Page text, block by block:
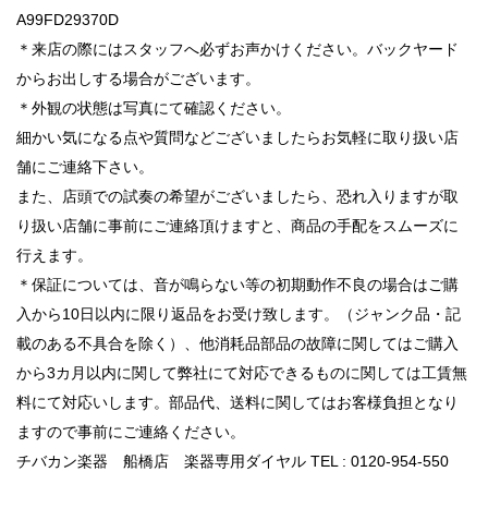
A99FD29370D
＊来店の際にはスタッフへ必ずお声かけください。バックヤード
からお出しする場合がございます。
＊外観の状態は写真にて確認ください。
細かい気になる点や質問などございましたらお気軽に取り扱い店
舗にご連絡下さい。
また、店頭での試奏の希望がございましたら、恐れ入りますが取
り扱い店舗に事前にご連絡頂けますと、商品の手配をスムーズに
行えます。
＊保証については、音が鳴らない等の初期動作不良の場合はご購
入から10日以内に限り返品をお受け致します。（ジャンク品・記
載のある不具合を除く）、他消耗品部品の故障に関してはご購入
から3カ月以内に関して弊社にて対応できるものに関しては工賃無
料にて対応いします。部品代、送料に関してはお客様負担となり
ますので事前にご連絡ください。
チバカン楽器 船橋店 楽器専用ダイヤル TEL : 0120-954-550